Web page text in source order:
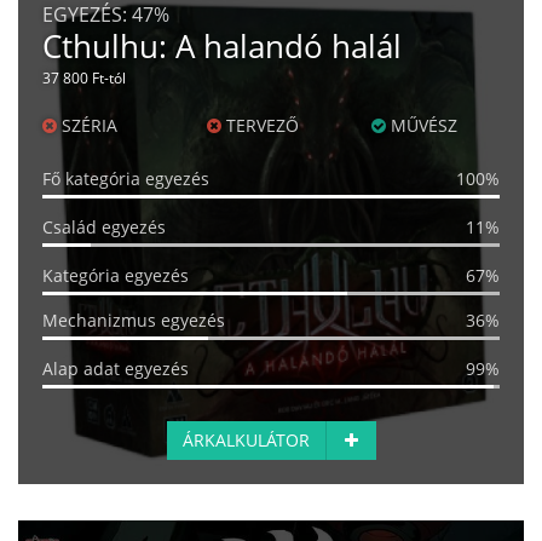
EGYEZÉS:47%
Cthulhu: A halandó halál
37 800 Ft-tól
SZÉRIA TERVEZŐ MŰVÉSZ
Fő kategória egyezés 100%
Család egyezés 11%
Kategória egyezés
67%
Mechanizmus egyezés
36%
Alap adat egyezés 99%
ÁRKALKULÁTOR